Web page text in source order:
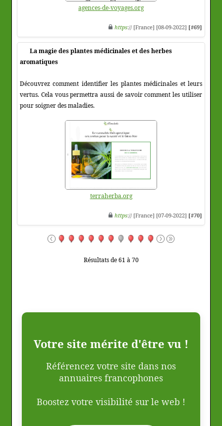
agences-de-voyages.org
https:// [France] [08-09-2022] [#69]
La magie des plantes médicinales et des herbes
aromatiques
Découvrez comment identifier les plantes médicinales et leurs
vertus. Cela vous permettra aussi de savoir comment les utiliser
pour soigner des maladies.
terraherba.org
https:// [France] [07-09-2022] [#70]
Résultats de 61 à 70
Votre site mérite d'être vu !
Référencez votre site dans nos
annuaires francophones
Boostez votre visibilité sur le web !